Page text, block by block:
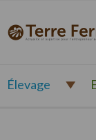
navigation
contenu
principal
pied
de
Terre
Fermière
Actualité
et
pour
Élevage